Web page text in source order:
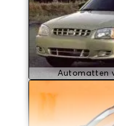
Automatten